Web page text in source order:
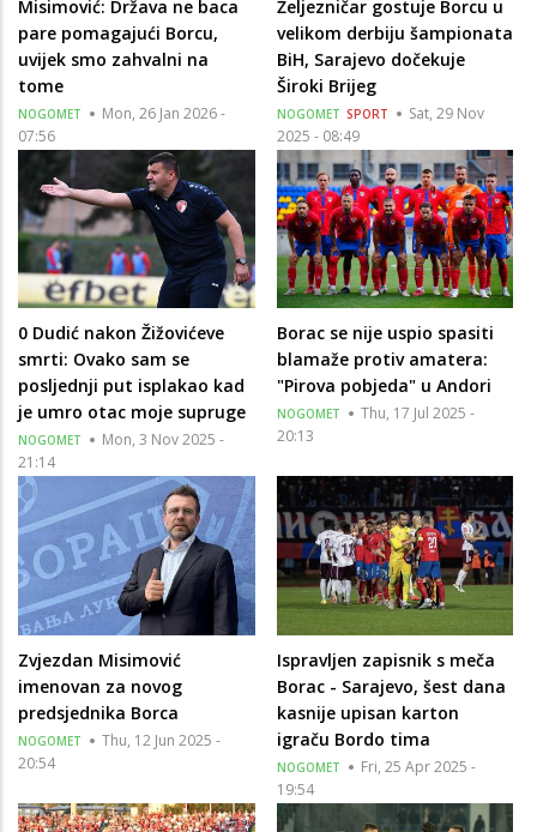
Misimović: Država ne baca
pare pomagajući Borcu,
uvijek smo zahvalni na
tome
NOGOMET
Mon, 26 Jan 2026 -
07:56
Željezničar gostuje Borcu u
velikom derbiju šampionata
BiH, Sarajevo dočekuje
Široki Brijeg
NOGOMET SPORT
Sat, 29 Nov
2025 - 08:49
0 Dudić nakon Žižovićeve
smrti: Ovako sam se
posljednji put isplakao kad
je umro otac moje supruge
NOGOMET
Mon, 3 Nov 2025 -
21:14
Borac se nije uspio spasiti
blamaže protiv amatera:
"Pirova pobjeda" u Andori
NOGOMET
Thu, 17 Jul 2025 -
20:13
Zvjezdan Misimović
imenovan za novog
predsjednika Borca
NOGOMET
Thu, 12 Jun 2025 -
20:54
Ispravljen zapisnik s meča
Borac - Sarajevo, šest dana
kasnije upisan karton
igraču Bordo tima
NOGOMET
Fri, 25 Apr 2025 -
19:54